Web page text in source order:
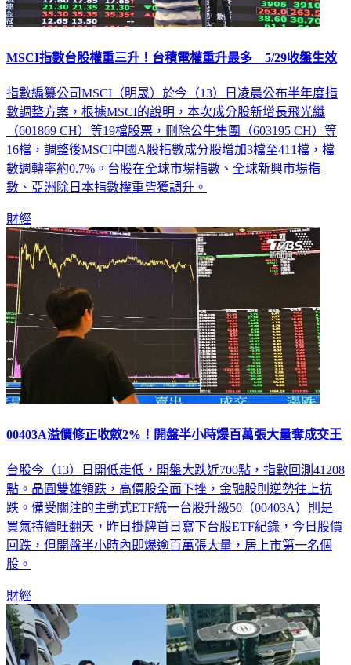
MSCI指數台股權重三升！台積電權重升最多 5/29收盤生效
指數編纂公司MSCI（明晟）於今（13）日凌晨公布半年度指
數調整方案，根據MSCI的說明，本次成分股新增長飛光纖
（601869 CH）等19檔股票，刪除公牛集團（603195 CH）等
16檔，調整後MSCI中國A股指數成分股增加3檔至411檔，檔
數週轉率約0.7%。台股在全球市場指數、全球新興市場指
數、亞洲除日本指數權重皆獲調升。
財經
00403A溢價修正收斂2%！開盤半小時爆百萬張大量奪成交王
台股今（13）日開低走低，開盤大跌近700點，指數回測41208
點。晶圓雙雄領跌，高價股全面下挫，金融股則逆勢往上抗
跌。備受關注的主動式ETF統一台股升級50（00403A）則是
買氣持續旺翻天，昨日掛牌首日寫下台股ETF紀錄，今日股價
回跌，但開盤半小時內即爆逾百萬張大量，居上市第一名個
股。
財經